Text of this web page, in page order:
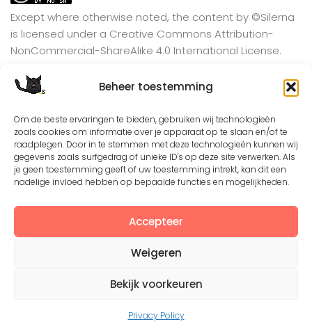
Beheer toestemming
Om de beste ervaringen te bieden, gebruiken wij technologieën
zoals cookies om informatie over je apparaat op te slaan en/of te
raadplegen. Door in te stemmen met deze technologieën kunnen wij
gegevens zoals surfgedrag of unieke ID's op deze site verwerken. Als
je geen toestemming geeft of uw toestemming intrekt, kan dit een
nadelige invloed hebben op bepaalde functies en mogelijkheden.
Accepteer
Weigeren
Bekijk voorkeuren
Privacy Policy
Except where otherwise noted, the content by ©Silerna
is licensed under a Creative Commons Attribution-
NonCommercial-ShareAlike 4.0 International License.
©2008 - 2026. All Rights Reserved. Protected by
Mogelijk gemaakt door - Designed with